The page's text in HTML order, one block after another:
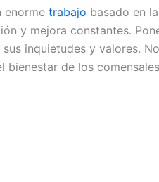
enorme trabajo basado en
y mejora constantes.
sus inquietudes y valores.
bienestar de los